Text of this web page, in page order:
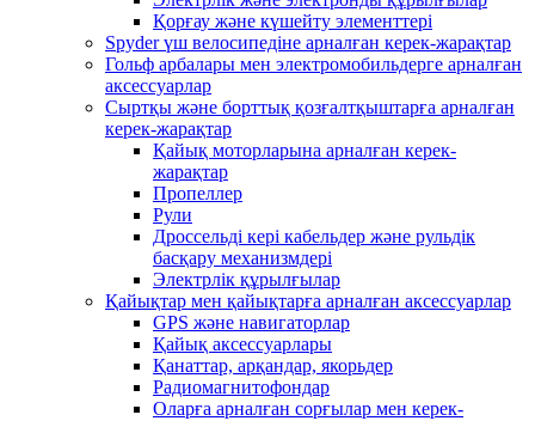
Қорғау және күшейту элементтері
Spyder үш велосипедіне арналған керек-жарақтар
Гольф арбалары мен электромобильдерге арналған
аксессуарлар
Сыртқы және борттық қозғалтқыштарға арналған
керек-жарақтар
Қайық моторларына арналған керек-
жарақтар
Пропеллер
Рули
Дроссельді кері кабельдер және рульдік
басқару механизмдері
Электрлік құрылғылар
Қайықтар мен қайықтарға арналған аксессуарлар
GPS және навигаторлар
Қайық аксессуарлары
Қанаттар, арқандар, якорьдер
Радиомагнитофондар
Оларға арналған сорғылар мен керек-